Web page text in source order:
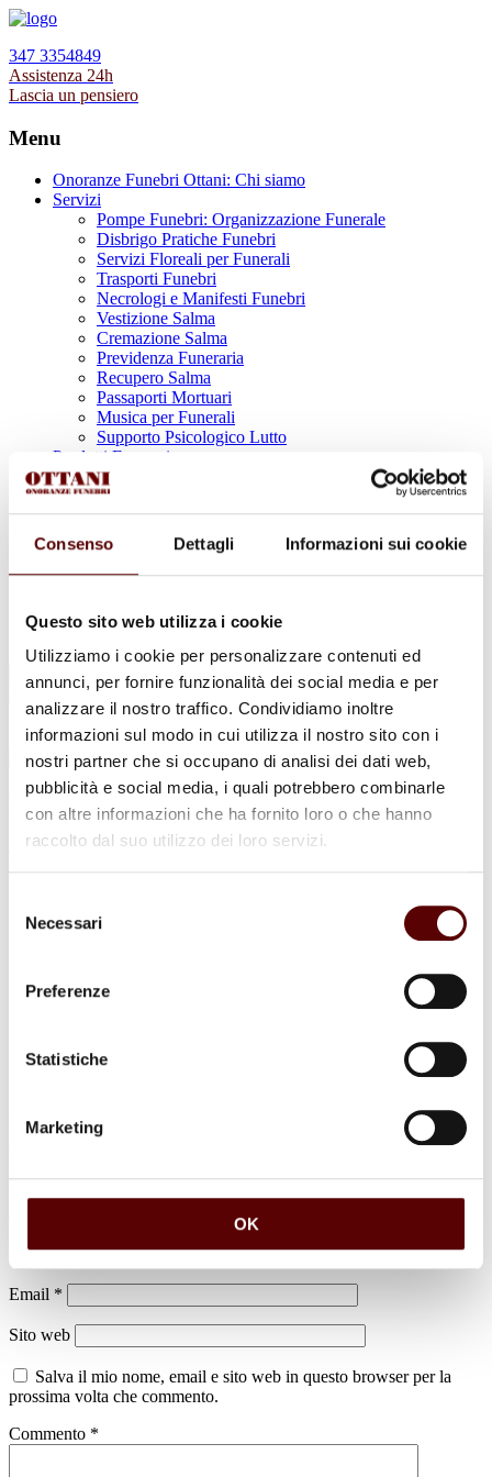
Consenso Dettagli Informazioni sui cookie
Questo sito web utilizza i cookie
Utilizziamo i cookie per personalizzare contenuti ed
annunci, per fornire funzionalità dei social media e per
analizzare il nostro traffico. Condividiamo inoltre
informazioni sul modo in cui utilizza il nostro sito con i
nostri partner che si occupano di analisi dei dati web,
pubblicità e social media, i quali potrebbero combinarle
con altre informazioni che ha fornito loro o che hanno
raccolto dal suo utilizzo dei loro servizi.
delNecessari
Preferenze
Statistiche
Marketing
OK
347 3354849
Assistenza 24h
Lascia un pensiero
Menu
Onoranze Funebri Ottani: Chi siamo
Servizi
Pompe Funebri: Organizzazione Funerale
Disbrigo Pratiche Funebri
Servizi Floreali per Funerali
Trasporti Funebri
Necrologi e Manifesti Funebri
Vestizione Salma
Cremazione Salma
Previdenza Funeraria
Recupero Salma
Passaporti Mortuari
Musica per Funerali
Supporto Psicologico Lutto
Prodotti Funerari
Lapidi, Lastre tombali e Monumenti Funerari
Urne Cinerarie
Allestimento Funebre
Cofani Funebri
In caso di decesso
Necrologi
Sedi Onoranze Funebri Ottani
per:
Nilva Righetti
Il tuo indirizzo email non sarà pubblicato. I campi obbligatori sono
Nome*
Email *
Sito web
Salva il mio nome, email e sito web in questo browser per la
prossima volta che commento.
Commento *